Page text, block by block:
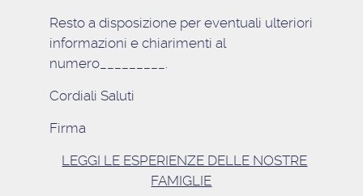
Resto a disposizione per eventuali ulteriori
informazioni e chiarimenti al
numero_________.
Cordiali Saluti
Firma
LEGGI LE ESPERIENZE DELLE NOSTRE
FAMIGLIE